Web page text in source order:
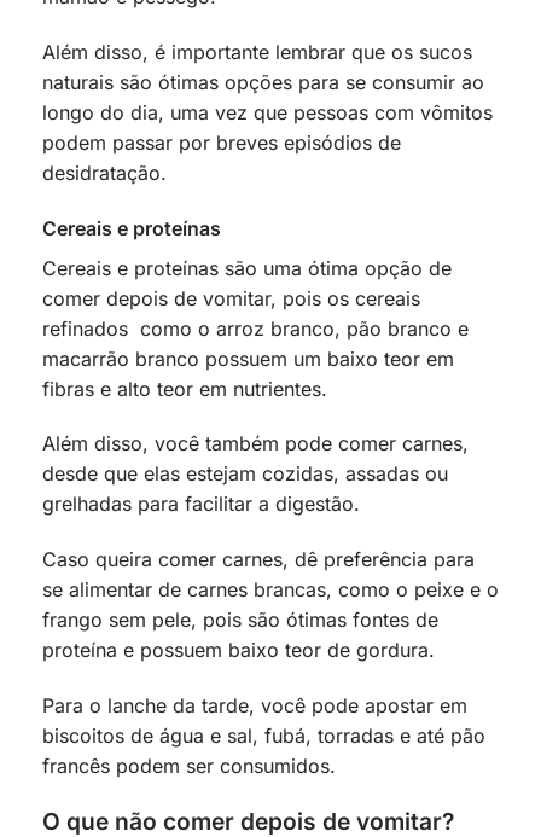
Além disso, é importante lembrar que os sucos
naturais são ótimas opções para se consumir ao
longo do dia, uma vez que pessoas com vômitos
podem passar por breves episódios de
desidratação.
Cereais e proteínas
Cereais e proteínas são uma ótima opção de
comer depois de vomitar, pois os cereais
refinados como o arroz branco, pão branco e
macarrão branco possuem um baixo teor em
fibras e alto teor em nutrientes.
Além disso, você também pode comer carnes,
desde que elas estejam cozidas, assadas ou
grelhadas para facilitar a digestão.
Caso queira comer carnes, dê preferência para
se alimentar de carnes brancas, como o peixe e o
frango sem pele, pois são ótimas fontes de
proteína e possuem baixo teor de gordura.
Para o lanche da tarde, você pode apostar em
biscoitos de água e sal, fubá, torradas e até pão
francês podem ser consumidos.
O que não comer depois de vomitar?